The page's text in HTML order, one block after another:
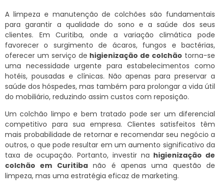
A limpeza e manutenção de colchões são fundamentais
para garantir a qualidade do sono e a saúde dos seus
clientes. Em Curitiba, onde a variação climática pode
favorecer o surgimento de ácaros, fungos e bactérias,
oferecer um serviço de higienização de colchão torna-se
uma necessidade urgente para estabelecimentos como
hotéis, pousadas e clínicas. Não apenas para preservar a
saúde dos hóspedes, mas também para prolongar a vida útil
do mobiliário, reduzindo assim custos com reposição.
Um colchão limpo e bem tratado pode ser um diferencial
competitivo para sua empresa. Clientes satisfeitos têm
mais probabilidade de retornar e recomendar seu negócio a
outros, o que pode resultar em um aumento significativo da
taxa de ocupação. Portanto, investir na higienização de
colchão em Curitibanão é apenas uma questão de
limpeza, mas uma estratégia eficaz de marketing.